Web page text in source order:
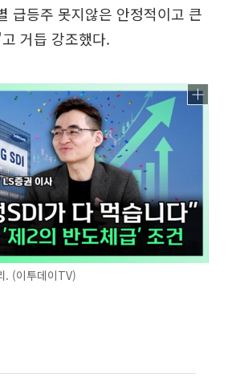
급등주 못지않은 안정적이고 큰
거듭 강조했다.
(이투데이TV)